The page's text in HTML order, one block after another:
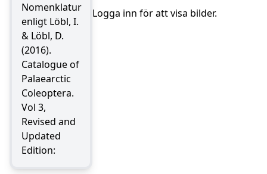
Nomenklatur
enligt Löbl, I.
& Löbl, D.
(2016).
Catalogue of
Palaearctic
Coleoptera.
Vol 3,
Revised and
Updated
Edition:
Logga inn för att visa bilder.